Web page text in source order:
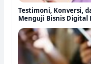
Testimoni, Konversi,
Menguji Bisnis Digital